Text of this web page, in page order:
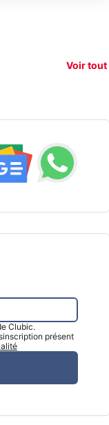
Voir tout
Clubic.
présent